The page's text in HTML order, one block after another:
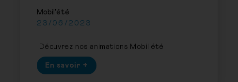
Mobil'été
23/06/2023
Décuvrez nos animations Mobil'été
En savoir +